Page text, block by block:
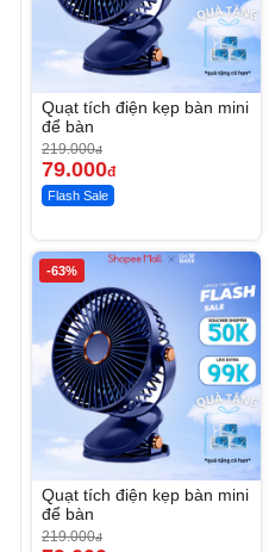
Quạt tích điện kẹp bàn mini
để bàn
219.000đ
79.000đ
Flash Sale
-63%
Quạt tích điện kẹp bàn mini
để bàn
219.000đ